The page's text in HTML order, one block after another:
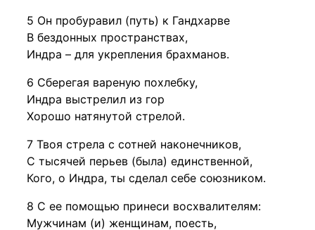
5 Он пробуравил (путь) к Гандхарве
В бездонных пространствах,
Индра – для укрепления брахманов.
6 Сберегая вареную похлебку,
Индра выстрелил из гор
Хорошо натянутой стрелой.
7 Твоя стрела с сотней наконечников,
С тысячей перьев (была) единственной,
Кого, о Индра, ты сделал себе союзником.
8 С ее помощью принеси восхвалителям:
Мужчинам (и) женщинам, поесть,